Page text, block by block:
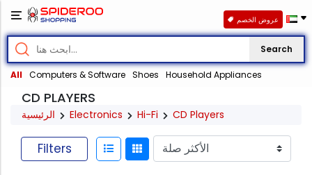
Search
All Computers & Software Shoes Household Appliances
عروض الخصم
CD PLAYERS
الرئيسية Electronics Hi-Fi CD Players
Filters